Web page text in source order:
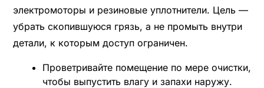
электромоторы и резиновые уплотнители. Цель —
убрать скопившуюся грязь, а не промыть внутри
детали, к которым доступ ограничен.
Проветривайте помещение по мере очистки,
чтобы выпустить влагу и запахи наружу.